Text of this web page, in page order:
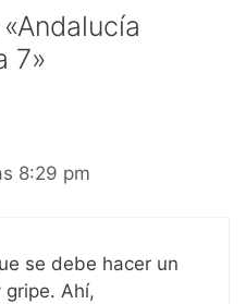
7»
8:29 pm
se debe hacer un
Ahí,